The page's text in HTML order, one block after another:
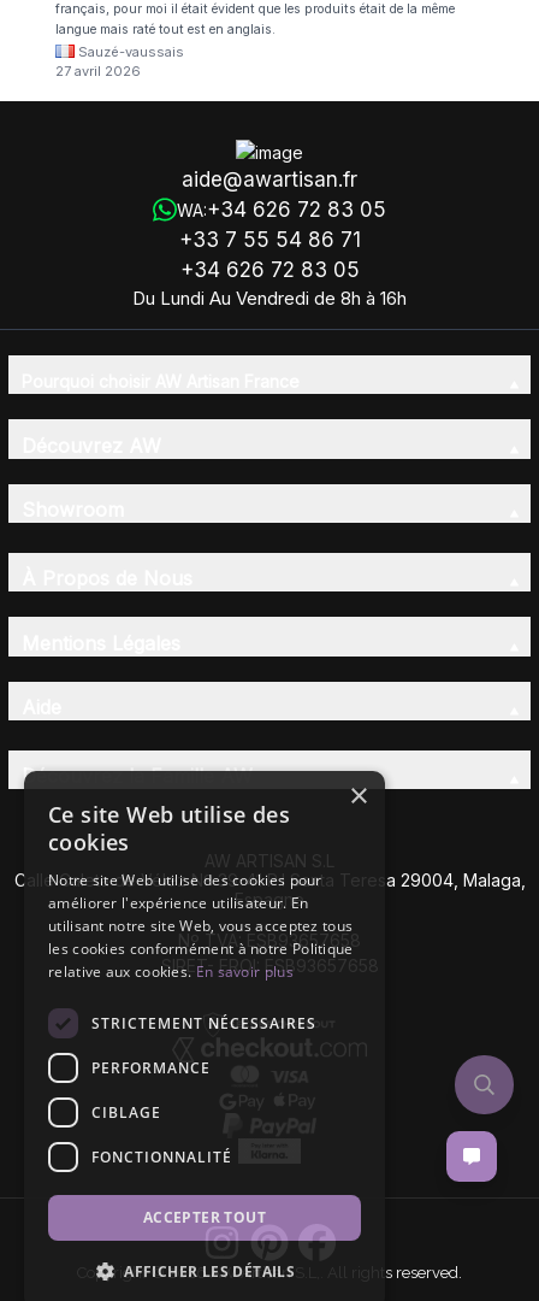
français, pour moi il était évident que les produits était de la même
langue mais raté tout est en anglais.
Sauzé-vaussais
27 avril 2026
aide@awartisan.fr
WA:+34 626 72 83 05
+33 7 55 54 86 71
+34 626 72 83 05
Du Lundi Au Vendredi de 8h à 16h
Découvrez la Famille AW
AW ARTISAN S.L
Calle Caleta de Vélez Nº 39-41 P.I Santa Teresa 29004, Malaga,
Espagne
Nº TVA: ESB93657658
SIRET- EROI: ESB93657658
Copyright © 2026 AW Artisan S.L,. All rights reserved.
×
Ce site Web utilise des
cookies
Notre site Web utilise des cookies pour
améliorer l'expérience utilisateur. En
utilisant notre site Web, vous acceptez tous
les cookies conformément à notre Politique
relative aux cookies.En savoir plus
STRICTEMENT NÉCESSAIRES
PERFORMANCE
CIBLAGE
FONCTIONNALITÉ
ACCEPTER TOUT
AFFICHER LES DÉTAILS